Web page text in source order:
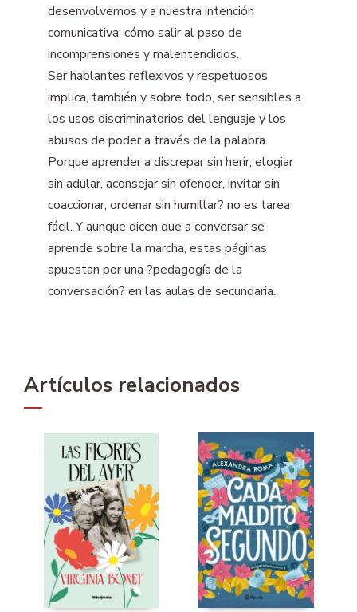
desenvolvemos y a nuestra intención
comunicativa; cómo salir al paso de
incomprensiones y malentendidos.
Ser hablantes reflexivos y respetuosos
implica, también y sobre todo, ser sensibles a
los usos discriminatorios del lenguaje y los
abusos de poder a través de la palabra.
Porque aprender a discrepar sin herir, elogiar
sin adular, aconsejar sin ofender, invitar sin
coaccionar, ordenar sin humillar? no es tarea
fácil. Y aunque dicen que a conversar se
aprende sobre la marcha, estas páginas
apuestan por una ?pedagogía de la
conversación? en las aulas de secundaria.
Artículos relacionados